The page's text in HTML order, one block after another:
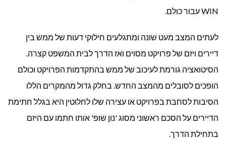
WIN עבור כולם.
לעתים המצב מעט שונה ומתגלעים חילוקי דעות של ממש בין
דיירים ויזם של פרויקט מסוים ואז הדרך לבית המשפט קצרה.
הסיטואציה גורמת לעיכוב של ממש בהתקדמות הפרויקט וכולם
הופכים לסובלים מהמצב החדש. בחלק גדול מהמקרים הללו
הסיבות לסחבת בפרויקט או עצירה שלו לחלוטין היא בגלל חתימת
הדיירים על הסכם ראשוני מסוג 'נון שופ' אותו חתמו עם היזם
בתחילת הדרך.